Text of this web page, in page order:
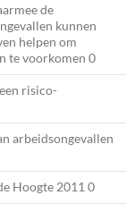
de
kunnen
helpen om
te voorkomen 0
risico-
arbeidsongevallen
Hoogte 2011 0